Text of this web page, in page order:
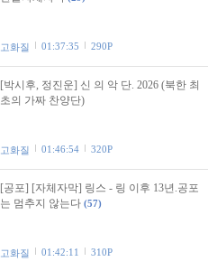
고화질 01:37:35 290P
[박시후, 정진운] 신 의 악 단. 2026 (북한 최
초의 가짜 찬양단)
고화질 01:46:54 320P
[공포] [자체자막] 링스 - 링 이후 13년.공포
는 멈추지 않는다 (57)
고화질 01:42:11 310P